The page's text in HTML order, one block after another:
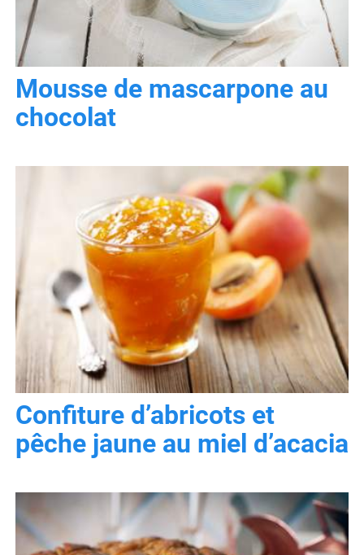
Mousse de mascarpone au
chocolat
Confiture d’abricots et
pêche jaune au miel d’acacia